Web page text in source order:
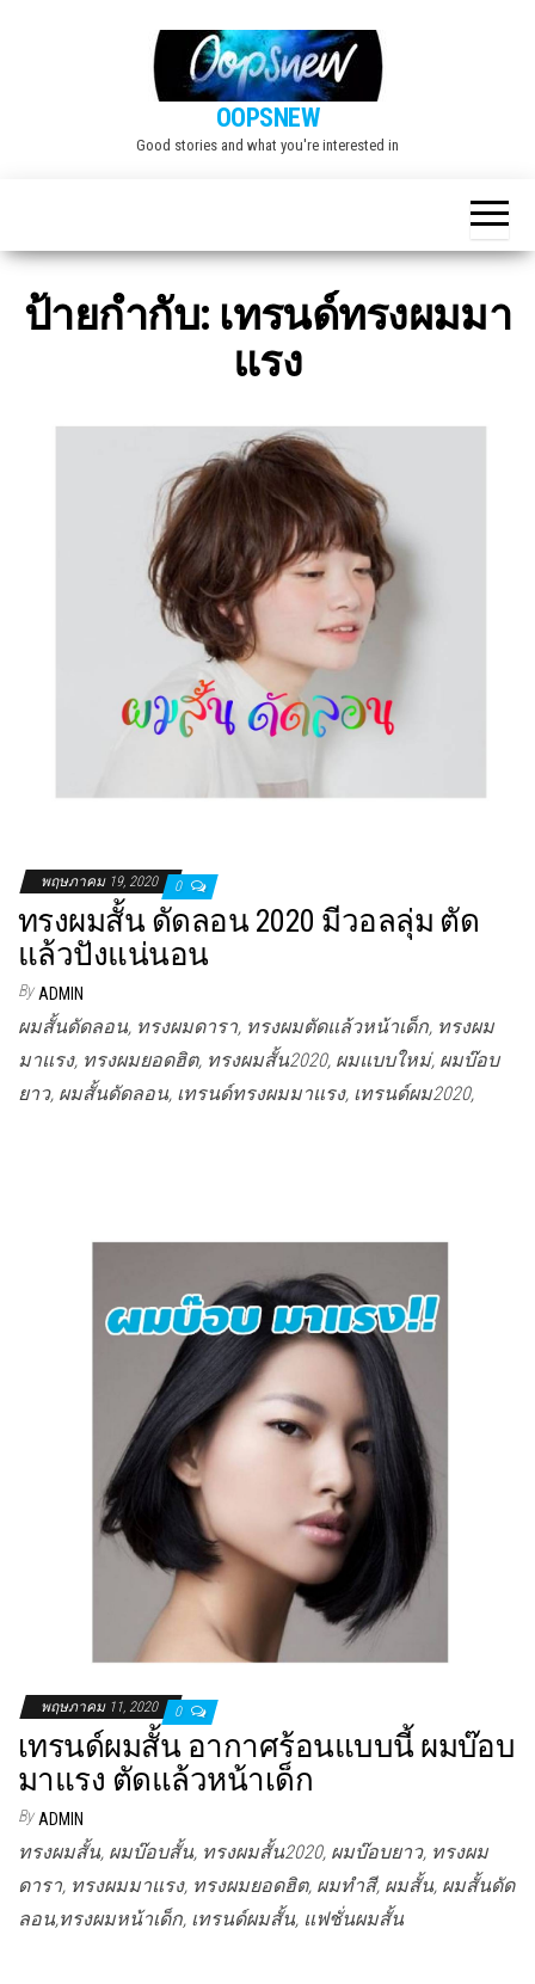
OOPSNEW
Good stories and what you're interested in
ป้ายกำกับ: เทรนด์ทรงผมมา
แรง
พฤษภาคม 19, 2020 0
ทรงผมสั้น ดัดลอน 2020 มีวอลลุ่ม ตัด
แล้วปังแน่นอน
By ADMIN
ผมสั้นดัดลอน, ทรงผมดารา, ทรงผมตัดแล้วหน้าเด็ก, ทรงผม
มาแรง, ทรงผมยอดฮิต, ทรงผมสั้น2020, ผมแบบใหม่, ผมบ๊อบ
ยาว, ผมสั้นดัดลอน, เทรนด์ทรงผมมาแรง, เทรนด์ผม2020,
พฤษภาคม 11, 2020 0
เทรนด์ผมสั้น อากาศร้อนแบบนี้ ผมบ๊อบ
มาแรง ตัดแล้วหน้าเด็ก
By ADMIN
ทรงผมสั้น, ผมบ๊อบสั้น, ทรงผมสั้น2020, ผมบ๊อบยาว, ทรงผม
ดารา, ทรงผมมาแรง, ทรงผมยอดฮิต, ผมทำสี, ผมสั้น, ผมสั้นดัด
ลอน,ทรงผมหน้าเด็ก, เทรนด์ผมสั้น, แฟชั่นผมสั้น